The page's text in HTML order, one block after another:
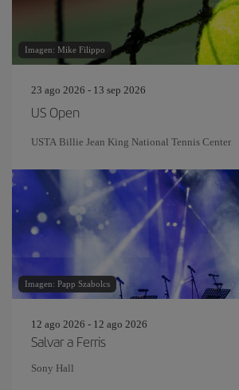
Imagen: Mike Filippo
23 ago 2026 - 13 sep 2026
US Open
USTA Billie Jean King National Tennis Center
Imagen: Papp Szabolcs
12 ago 2026 - 12 ago 2026
Salvar a Ferris
Sony Hall